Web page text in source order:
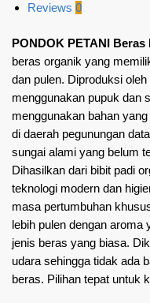
Reviews 0
PONDOK PETANI
beras organik yang
dan pulen. Diproduksi
menggunakan pupuk dan
menggunakan bahan
di daerah pegunungan
sungai alami yang belum
Dihasilkan dari bibit padi
teknologi modern dan
masa pertumbuhan
lebih pulen dengan aroma
jenis beras yang biasa.
udara sehingga tidak ada
beras. Pilihan tepat untuk